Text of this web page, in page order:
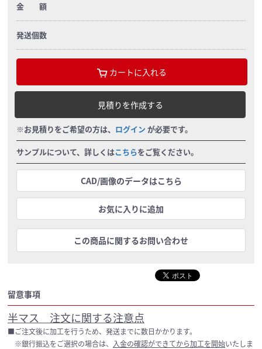
金 額
発送個数
カートに入れる
見積りを作成する
※お見積りをご希望の方は、 ログイン が必要です。
サンプルについて、詳しくはこちらをご覧ください。
CAD/画像のデータはこちら
お気に入りに追加
この商品に関するお問い合わせ
留意事項
半マス 注文に関する注意点
■ご注文後に加工を行うため、発送までに数日かかります。
※銀行振込をご選択の場合は、
入金の確認ができてから加工を開始いたしま